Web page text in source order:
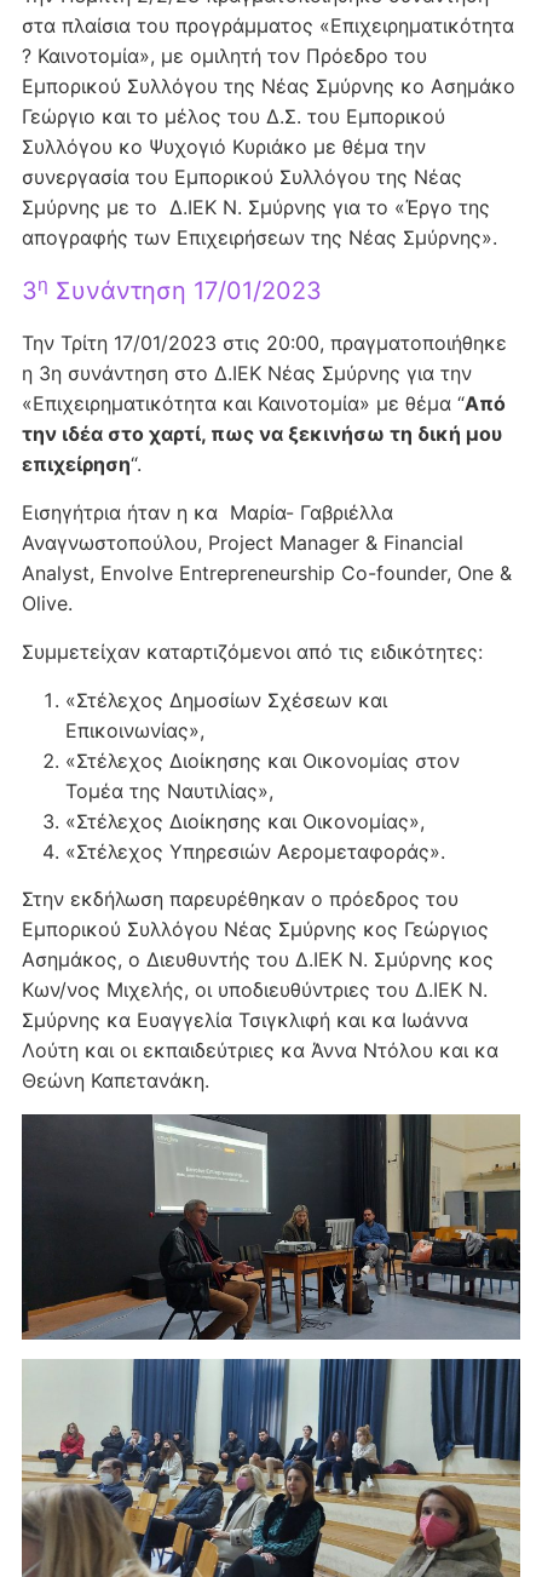
στα πλαίσια του προγράμματος «Επιχειρηματικότητα
? Καινοτομία», με ομιλητή τον Πρόεδρο του
Εμπορικού Συλλόγου της Νέας Σμύρνης κο Ασημάκο
Γεώργιο και το μέλος του Δ.Σ. του Εμπορικού
Συλλόγου κο Ψυχογιό Κυριάκο με θέμα την
συνεργασία του Εμπορικού Συλλόγου της Νέας
Σμύρνης με το Δ.ΙΕΚ Ν. Σμύρνης για το «Έργο της
απογραφής των Επιχειρήσεων της Νέας Σμύρνης».
3η Συνάντηση 17/01/2023
Την Τρίτη 17/01/2023 στις 20:00, πραγματοποιήθηκε
η 3η συνάντηση στο Δ.ΙΕΚ Νέας Σμύρνης για την
«Επιχειρηματικότητα και Καινοτομία» με θέμα “Από
την ιδέα στο χαρτί, πως να ξεκινήσω τη δική μου
επιχείρηση“.
Εισηγήτρια ήταν η κα Μαρία- Γαβριέλλα
Αναγνωστοπούλου, Project Manager & Financial
Analyst, Envolve Entrepreneurship Co-founder, One &
Olive.
Συμμετείχαν καταρτιζόμενοι από τις ειδικότητες:
«Στέλεχος Δημοσίων Σχέσεων και
Επικοινωνίας»,
«Στέλεχος Διοίκησης και Οικονομίας στον
Τομέα της Ναυτιλίας»,
«Στέλεχος Διοίκησης και Οικονομίας»,
«Στέλεχος Υπηρεσιών Αερομεταφοράς».
Στην εκδήλωση παρευρέθηκαν ο πρόεδρος του
Εμπορικού Συλλόγου Νέας Σμύρνης κος Γεώργιος
Ασημάκος, ο Διευθυντής του Δ.ΙΕΚ Ν. Σμύρνης κος
Κων/νος Μιχελής, οι υποδιευθύντριες του Δ.ΙΕΚ Ν.
Σμύρνης κα Ευαγγελία Τσιγκλιφή και κα Ιωάννα
Λούτη και οι εκπαιδεύτριες κα Άννα Ντόλου και κα
Θεώνη Καπετανάκη.